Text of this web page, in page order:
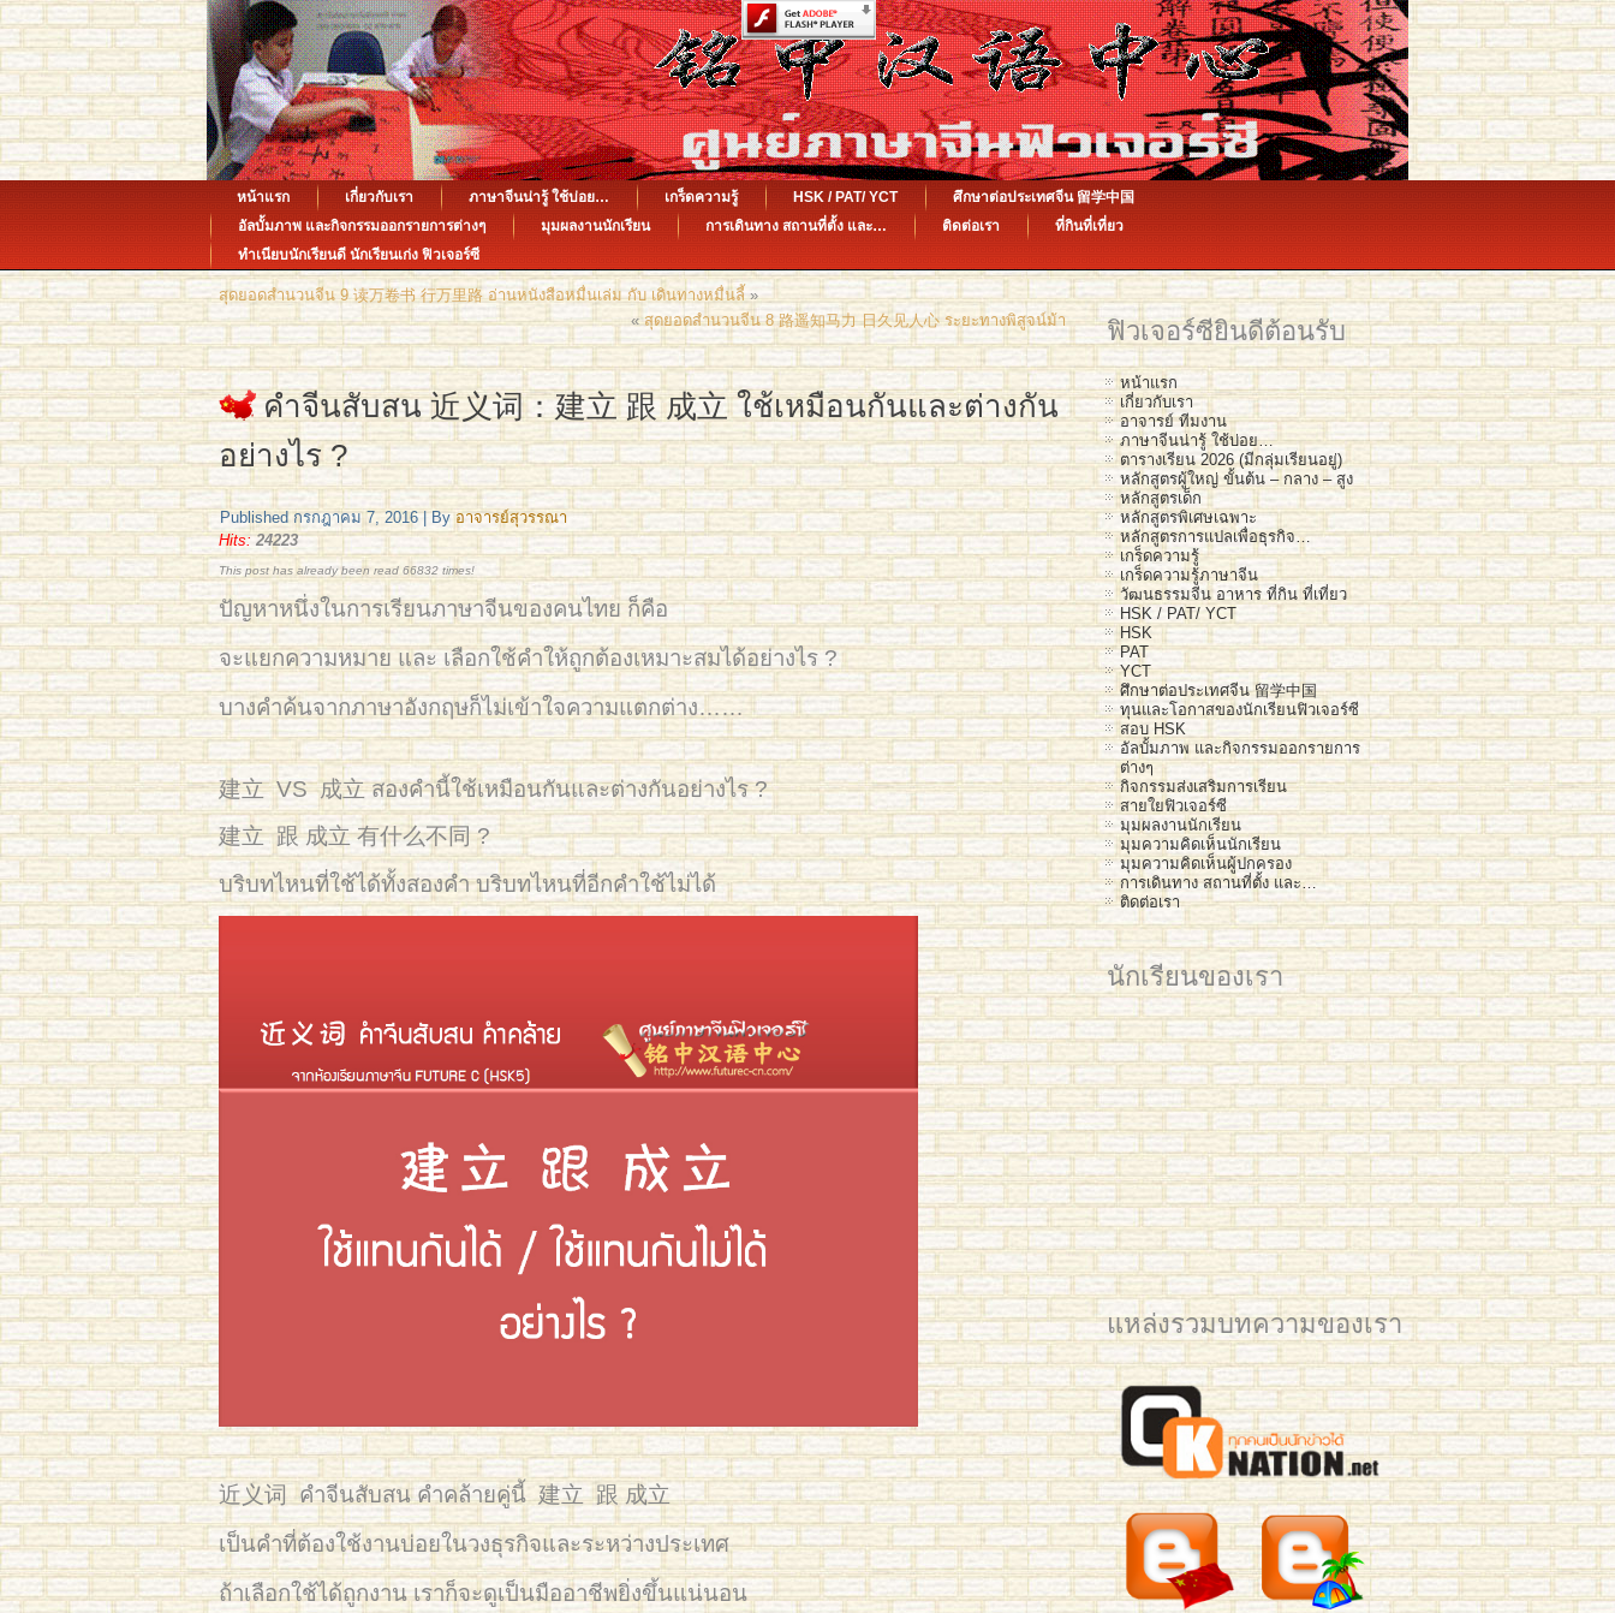
หน้าแรก เกี่ยวกับเรา ภาษาจีนน่ารู้ ใช้บ่อย… เกร็ดความรู้ HSK / PAT/ YCT
ศึกษาต่อประเทศจีน 留学中国
อัลบั้มภาพ และกิจกรรมออกรายการต่างๆ
มุมผลงานนักเรียน การเดินทาง สถานที่ตั้ง และ… ติดต่อเรา
ที่กินที่เที่ยว
ทำเนียบนักเรียนดี นักเรียนเก่ง ฟิวเจอร์ซี
สุดยอดสำนวนจีน 9 读万卷书 行万里路 อ่านหนังสือหมื่นเล่ม กับ เดินทางหมื่นลี้»
«สุดยอดสำนวนจีน 8 路遥知马力 日久见人心 ระยะทางพิสูจน์ม้า
คำจีนสับสน 近义词：建立 跟 成立 ใช้เหมือนกันและต่างกัน
อย่างไร ?
Published กรกฎาคม 7, 2016|By อาจารย์สุวรรณา
Hits: 24223
This post has already been read 66832 times!
ปัญหาหนึ่งในการเรียนภาษาจีนของคนไทย ก็คือ
จะแยกความหมาย และ เลือกใช้คำให้ถูกต้องเหมาะสมได้อย่างไร ?
บางคำค้นจากภาษาอังกฤษก็ไม่เข้าใจความแตกต่าง……
建立 VS 成立 สองคำนี้ใช้เหมือนกันและต่างกันอย่างไร ?
建立 跟 成立 有什么不同 ?
บริบทไหนที่ใช้ได้ทั้งสองคำ บริบทไหนที่อีกคำใช้ไม่ได้
近义词 คำจีนสับสน คำคล้ายคู่นี้ 建立 跟 成立
เป็นคำที่ต้องใช้งานบ่อยในวงธุรกิจและระหว่างประเทศ
ถ้าเลือกใช้ได้ถูกงาน เราก็จะดูเป็นมืออาชีพยิ่งขึ้นแน่นอน
ฟิวเจอร์ซียินดีต้อนรับ
หน้าแรก
เกี่ยวกับเรา
อาจารย์ ทีมงาน
ภาษาจีนน่ารู้ ใช้บ่อย…
ตารางเรียน 2026 (มีกลุ่มเรียนอยู่)
หลักสูตรผู้ใหญ่ ขั้นต้น – กลาง – สูง
หลักสูตรเด็ก
หลักสูตรพิเศษเฉพาะ
หลักสูตรการแปลเพื่อธุรกิจ…
เกร็ดความรู้
เกร็ดความรู้ภาษาจีน
วัฒนธรรมจีน อาหาร ที่กิน ที่เที่ยว
HSK / PAT/ YCT
HSK
PAT
YCT
ศึกษาต่อประเทศจีน 留学中国
ทุนและโอกาสของนักเรียนฟิวเจอร์ซี
สอบ HSK
อัลบั้มภาพ และกิจกรรมออกรายการ
ต่างๆ
กิจกรรมส่งเสริมการเรียน
สายใยฟิวเจอร์ซี
มุมผลงานนักเรียน
มุมความคิดเห็นนักเรียน
มุมความคิดเห็นผู้ปกครอง
การเดินทาง สถานที่ตั้ง และ…
ติดต่อเรา
นักเรียนของเรา
IMG_3716
คุณวาด H3 100
IMG_5671 edited small
2561 นิว มช Post Web
2561 BAM Post web
2561 YIM Post web
2561 PLAM CU for Post
2561 Mean KU
IMG_3325
IMG_3321
IMG_3795
IMG_3277
Mew 7059
mean-hsk3-293
benz-yct3-190-2
jingjing-yct3-189
Business Chinese Course 2016
Han laoshi class 2
Small Kids L & Preaw
Ploy 2016
อาทิตย์เช้า HSK4
IMG_7035
IMG_0731 crop
YIM TRIAM 2015
แหล่งรวมบทความของเรา